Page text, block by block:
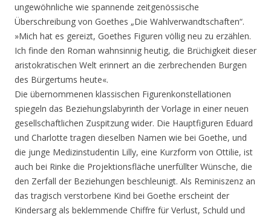
ungewöhnliche wie spannende zeitgenössische
Überschreibung von Goethes „Die Wahlverwandtschaften“.
»Mich hat es gereizt, Goethes Figuren völlig neu zu erzählen.
Ich finde den Roman wahnsinnig heutig, die Brüchigkeit dieser
aristokratischen Welt erinnert an die zerbrechenden Burgen
des Bürgertums heute«.
Die übernommenen klassischen Figurenkonstellationen
spiegeln das Beziehungslabyrinth der Vorlage in einer neuen
gesellschaftlichen Zuspitzung wider. Die Hauptfiguren Eduard
und Charlotte tragen dieselben Namen wie bei Goethe, und
die junge Medizinstudentin Lilly, eine Kurzform von Ottilie, ist
auch bei Rinke die Projektionsfläche unerfüllter Wünsche, die
den Zerfall der Beziehungen beschleunigt. Als Reminiszenz an
das tragisch verstorbene Kind bei Goethe erscheint der
Kindersarg als beklemmende Chiffre für Verlust, Schuld und